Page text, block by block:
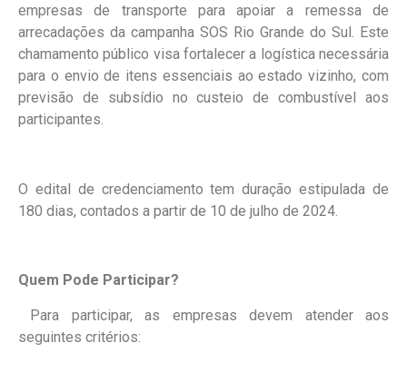
empresas de transporte para apoiar a remessa de
arrecadações da campanha SOS Rio Grande do Sul. Este
chamamento público visa fortalecer a logística necessária
para o envio de itens essenciais ao estado vizinho, com
previsão de subsídio no custeio de combustível aos
participantes.
O edital de credenciamento tem duração estipulada de
180 dias, contados a partir de 10 de julho de 2024.
Quem Pode Participar?
Para participar, as empresas devem atender aos
seguintes critérios: